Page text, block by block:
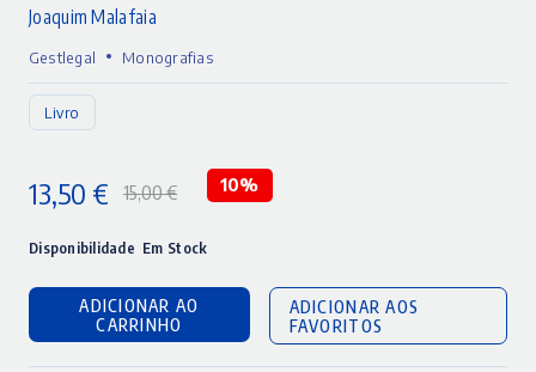
Joaquim Malafaia
Gestlegal • Monografias
Livro
15,00€
preço
original
era:
15,00 €.
13,50 €
preço
atual
é:
13,50 €.
10%
Disponibilidade Em Stock
ADICIONAR AO
CARRINHO
ADICIONAR AOS
FAVORITOS